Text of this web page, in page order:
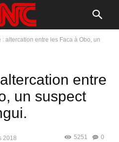
: altercation entre les Faca à Obo, un
entre
un suspect
2018 0
5251